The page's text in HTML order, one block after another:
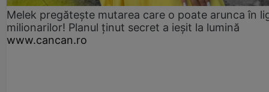
Melek pregătește mutarea care o poate arunca în
milionarilor! Planul ținut secret a ieșit la lumină
www.cancan.ro